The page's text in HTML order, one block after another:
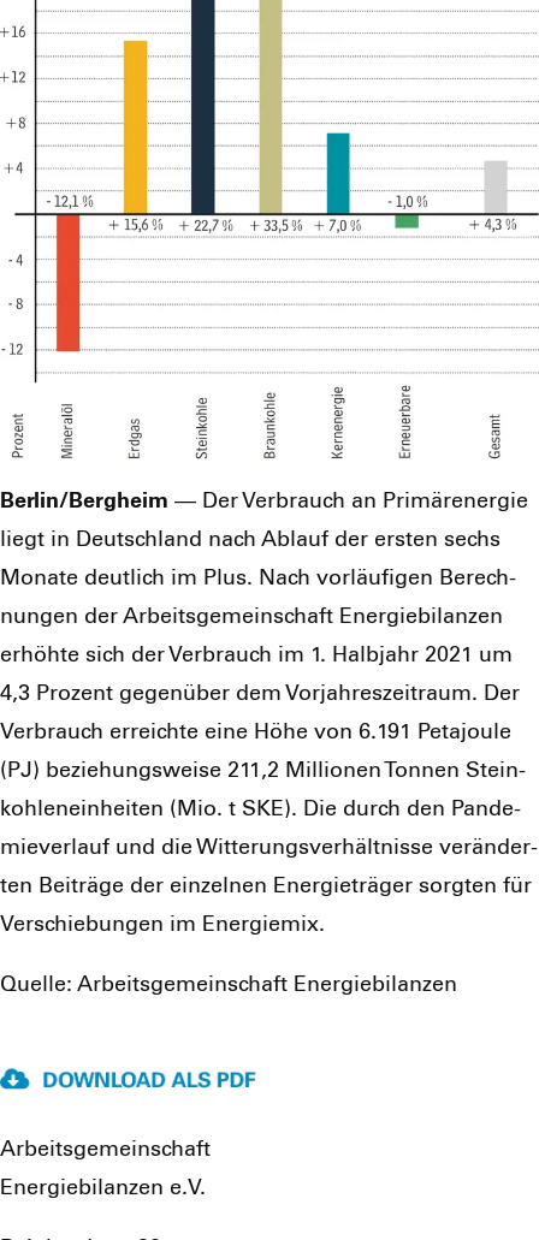
Berlin/Bergheim — Der Ver­brauch an Pri­mär­ener­gie
liegt in Deutsch­land nach Ablauf der ers­ten sechs
Mona­te deut­lich im Plus. Nach vor­läu­fi­gen Berech­
nun­gen der Arbeits­ge­mein­schaft Ener­gie­bi­lan­zen
erhöh­te sich der Ver­brauch im 1. Halb­jahr 2021 um
4,3 Pro­zent gegen­über dem Vor­jah­res­zeit­raum. Der
Ver­brauch erreich­te eine Höhe von 6.191 Peta­joule
(PJ) bezie­hungs­wei­se 211,2 Mil­lio­nen Ton­nen Stein­
koh­len­ein­hei­ten (Mio. t SKE). Die durch den Pan­de­
mie­ver­lauf und die Wit­te­rungs­ver­hält­nis­se ver­än­der­
ten Bei­trä­ge der ein­zel­nen Ener­gie­trä­ger sorg­ten für
Ver­schie­bun­gen im Ener­gie­mix.
Quel­le: Arbeits­ge­mein­schaft Ener­gie­bi­lan­zen
Arbeitsgemeinschaft
Energiebilanzen e.V.